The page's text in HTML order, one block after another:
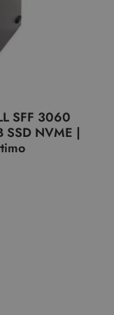
SFF 3060
NVME |